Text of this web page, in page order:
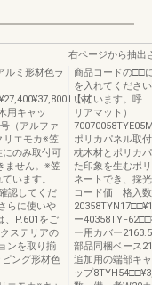
ミ形材色ラ
【材
用キャッ
（アルファ
リエモカ※笠
にのみ取付可
ません。※笠
います。
認してくだ
らに使いや
、P.601をご
ステリアの
ンを取り揃
ング形材色
右ページから抽出
商品コードの□□
を入れてくださ
いています。呼
リアマット）
ポリカパネル取
枕木材とポリカ
た印象を生むポ
ネートでき、採
コード価 格入
ー
ー用カバー
部品同梱ベース
追加用の端部キ
ップ